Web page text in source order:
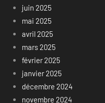
juin 2025
mai 2025
avril 2025
mars 2025
février 2025
janvier 2025
décembre 2024
novembre 2024